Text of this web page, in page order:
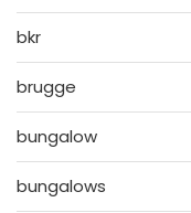
bkr
brugge
bungalow
bungalows